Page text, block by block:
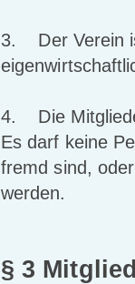
3. Der Verein
4. Die
Es darf keine
fremd sind,
werden.
§ 3